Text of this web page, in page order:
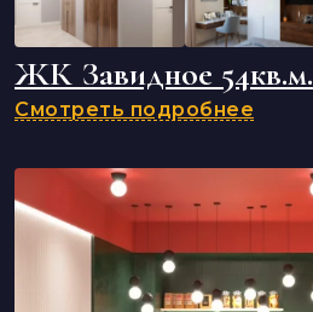
ЖК Завидное 54кв.м.
Смотреть подробнее